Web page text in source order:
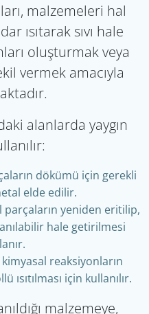
malzemeleri hal
ısıtarak sıvı hale
oluşturmak veya
vermek amacıyla
alanlarda yaygın
dökümü için gerekli
elde edilir.
parçaların yeniden eritilip,
hale getirilmesi
kimyasal reaksiyonların
ısıtılması için kullanılır.
malzemeye,